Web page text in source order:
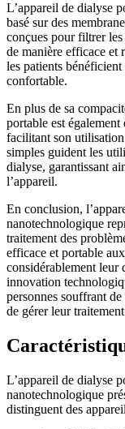
L’appareil de dialyse
basé sur des
conçues pour filtrer les
de manière efficace et
les patients
confortable.
En plus de sa
portable est
facilitant son
simples guident les
dialyse, garantissant
l’appareil.
En conclusion,
nanotechnologique
traitement des
efficace et portable
considérablement leur
innovation
personnes souffrant
de gérer leur
L’appareil de dialyse
nanotechnologique
distinguent des